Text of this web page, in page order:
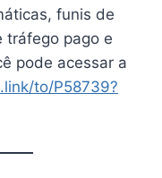
funis de
tráfego pago e
pode acessar a
to/P58739?